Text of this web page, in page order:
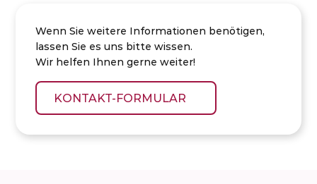
Wenn Sie weitere Informationen benötigen,
lassen Sie es uns bitte wissen.
Wir helfen Ihnen gerne weiter!
KONTAKT-FORMULAR